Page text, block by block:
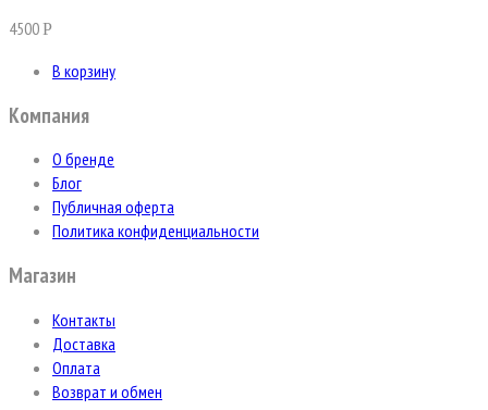
4500Р
В корзину
Компания
О бренде
Блог
Публичная оферта
Политика конфиденциальности
Магазин
Контакты
Доставка
Оплата
Возврат и обмен